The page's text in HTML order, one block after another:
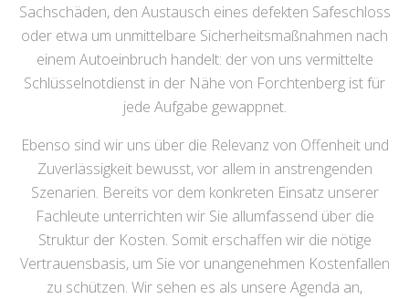
Sachschäden, den Austausch eines defekten Safeschloss
oder etwa um unmittelbare Sicherheitsmaßnahmen nach
einem Autoeinbruch handelt: der von uns vermittelte
Schlüsselnotdienst in der Nähe von Forchtenberg ist für
jede Aufgabe gewappnet.
Ebenso sind wir uns über die Relevanz von Offenheit und
Zuverlässigkeit bewusst, vor allem in anstrengenden
Szenarien. Bereits vor dem konkreten Einsatz unserer
Fachleute unterrichten wir Sie allumfassend über die
Struktur der Kosten. Somit erschaffen wir die nötige
Vertrauensbasis, um Sie vor unangenehmen Kostenfallen
zu schützen. Wir sehen es als unsere Agenda an,